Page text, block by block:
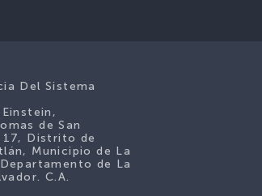
Del Sistema
de San
17, Distrito de
Municipio de La
de La
C.A.